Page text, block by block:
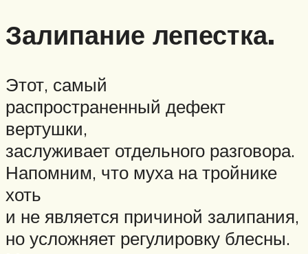
Залипание лепестка.
Этот, самый
распространенный дефект
вертушки,
заслуживает отдельного разговора.
Напомним, что муха на тройнике
хоть
и не является причиной залипания,
но усложняет регулировку блесны.